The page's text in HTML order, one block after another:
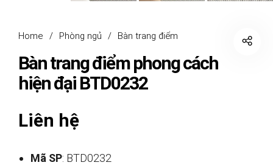
Home / Phòng ngủ / Bàn trang điểm
Bàn trang điểm phong cách
hiện đại BTD0232
Liên hệ
Mã SP: BTD0232